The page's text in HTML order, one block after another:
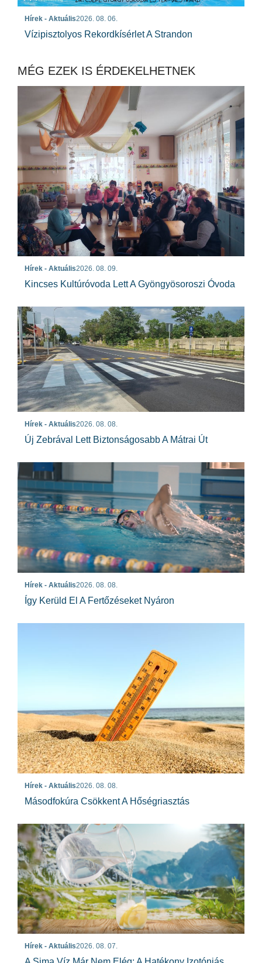
Hírek - Aktuális2026. 08. 06.
Vízipisztolyos Rekordkísérlet A Strandon
MÉG EZEK IS ÉRDEKELHETNEK
Hírek - Aktuális2026. 08. 09.
Kincses Kultúróvoda Lett A Gyöngyösoroszi Óvoda
Hírek - Aktuális2026. 08. 08.
Új Zebrával Lett Biztonságosabb A Mátrai Út
Hírek - Aktuális2026. 08. 08.
Így Kerüld El A Fertőzéseket Nyáron
Hírek - Aktuális2026. 08. 08.
Másodfokúra Csökkent A Hőségriasztás
Hírek - Aktuális2026. 08. 07.